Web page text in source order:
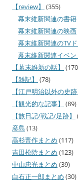
【review】
(355)
幕末維新関連の書籍
幕末維新関連の映画
幕末維新関連のTV
幕末維新関連イベン
【幕末維新の話】
【雑記】
(78)
【江戸明治以外の史跡
【観光的な記事】
(89)
【旅日記/戦記/足跡】
彦島 (13)
高杉晋作まとめ (117)
吉田松陰まとめ (123)
中山忠光まとめ (39)
白石正一郎まとめ (30)